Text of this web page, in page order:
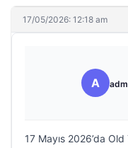
17/05/2026: 12:18 am
A
17 Mayıs 2026’da